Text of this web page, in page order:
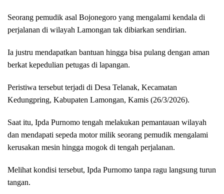
Seorang pemudik asal Bojonegoro yang mengalami kendala di
perjalanan di wilayah Lamongan tak dibiarkan sendirian.
Ia justru mendapatkan bantuan hingga bisa pulang dengan aman
berkat kepedulian petugas di lapangan.
Peristiwa tersebut terjadi di Desa Telanak, Kecamatan
Kedungpring, Kabupaten Lamongan, Kamis (26/3/2026).
Saat itu, Ipda Purnomo tengah melakukan pemantauan wilayah
dan mendapati sepeda motor milik seorang pemudik mengalami
kerusakan mesin hingga mogok di tengah perjalanan.
Melihat kondisi tersebut, Ipda Purnomo tanpa ragu langsung turun
tangan.